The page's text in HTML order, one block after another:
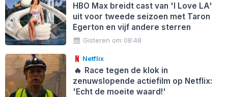
HBO Max breidt cast van 'I Love LA'
uit voor tweede seizoen met Taron
Egerton en vijf andere sterren
Gisteren om 08:48
Netflix
🔥 Race tegen de klok in
zenuwslopende actiefilm op Netflix:
'Echt de moeite waard!'